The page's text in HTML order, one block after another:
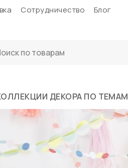
Сотрудничество Блог
ДЕКОРА ПО ТЕМАМ